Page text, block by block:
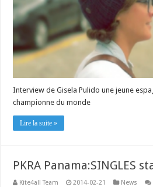
Interview de Gisela Pulido une jeune
championne du monde
Lire la suite »
PKRA Panama:SINGLES
Kite4all Team 2014-02-21 News